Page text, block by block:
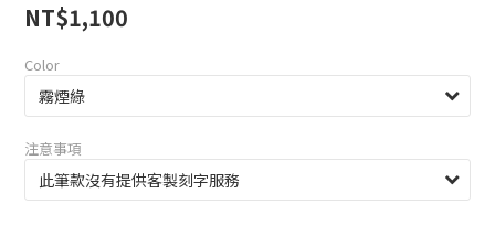
NT$1,100
Color
注意事項